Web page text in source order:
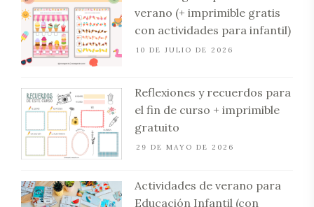
verano (+ imprimible gratis
con actividades para infantil)
10 DE JULIO DE 2026
Reflexiones y recuerdos para
el fin de curso + imprimible
gratuito
29 DE MAYO DE 2026
Actividades de verano para
Educación Infantil (con